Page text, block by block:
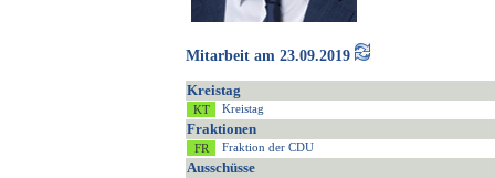
Mitarbeit am 23.09.2019
Kreistag
Kreistag
Fraktionen
Fraktion der CDU
Ausschüsse